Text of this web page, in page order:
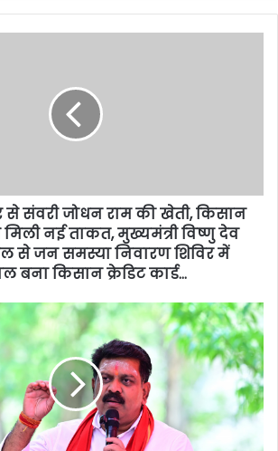
से संवरी जोधन राम की खेती, किसान
मिली नई ताकत, मुख्यमंत्री विष्णु देव
से जन समस्या निवारण शिविर में
बना किसान क्रेडिट कार्ड…